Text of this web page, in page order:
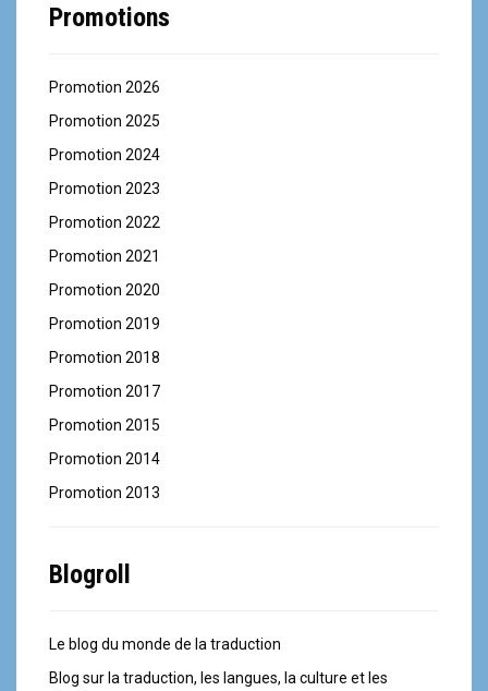
Promotions
Promotion 2026
Promotion 2025
Promotion 2024
Promotion 2023
Promotion 2022
Promotion 2021
Promotion 2020
Promotion 2019
Promotion 2018
Promotion 2017
Promotion 2015
Promotion 2014
Promotion 2013
Blogroll
Le blog du monde de la traduction
Blog sur la traduction, les langues, la culture et les